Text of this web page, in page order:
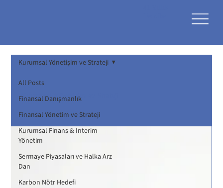
All Posts
Finansal Danışmanlık
Finansal Yönetim ve Strateji
Kurumsal Finans & Interim
Yönetim
Sermaye Piyasaları ve Halka Arz
Dan
Karbon Nötr Hedefi
Kurumsal Yönetişim ve Strateji
Kurumsal Yönetişim ve Strateji